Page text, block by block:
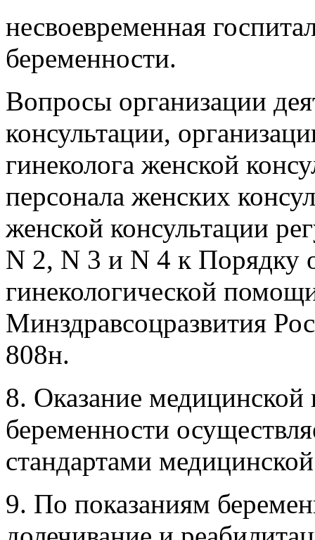
несвоевременная
беременности.
Вопросы организации
консультации,
гинеколога женской
персонала женских
женской консультации
N 2, N 3 и N 4 к Порядку
гинекологической
Минздравсоцразвития
808н.
8. Оказание
беременности
стандартами
9. По показаниям